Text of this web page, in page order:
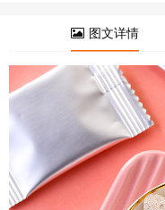
图文详情